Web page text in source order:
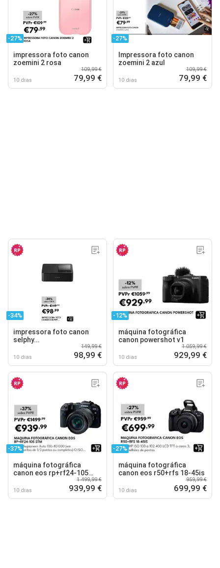
-27%
impressora foto canon
zoemini 2 rosa
10 dias
109,99 €
79,99 €
-27%
Impressora foto canon
zoemini 2 azul
10 dias
109,99 €
79,99 €
-34%
impressora foto canon
selphy...
10 dias
149,99 €
98,99 €
-12%
máquina fotográfica
canon powershot v1
10 dias
1 059,99 €
929,99 €
-37%
máquina fotográfica
canon eos rp+rf24-105
10 dias
1 499,99 €
939,99 €
-27%
máquina fotográfica
canon eos r50+rfs 18-45is
10 dias
959,99 €
699,99 €